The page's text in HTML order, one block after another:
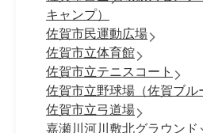
キャンプ）
佐賀市民運動広場
佐賀市立体育館
佐賀市立テニスコート
佐賀市立野球場（佐賀ブル
佐賀市立弓道場
嘉瀬川河川敷北グラウンド